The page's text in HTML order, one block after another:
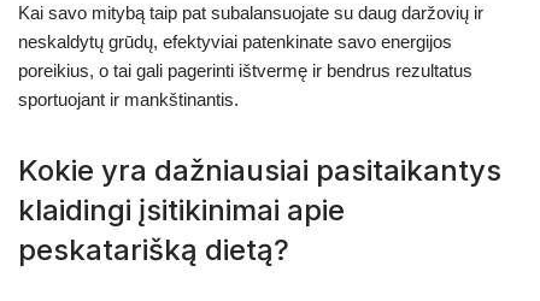
Kai savo mitybą taip pat subalansuojate su daug daržovių ir
neskaldytų grūdų, efektyviai patenkinate savo energijos
poreikius, o tai gali pagerinti ištvermę ir bendrus rezultatus
sportuojant ir mankštinantis.
Kokie yra dažniausiai pasitaikantys
klaidingi įsitikinimai apie
peskatarišką dietą?